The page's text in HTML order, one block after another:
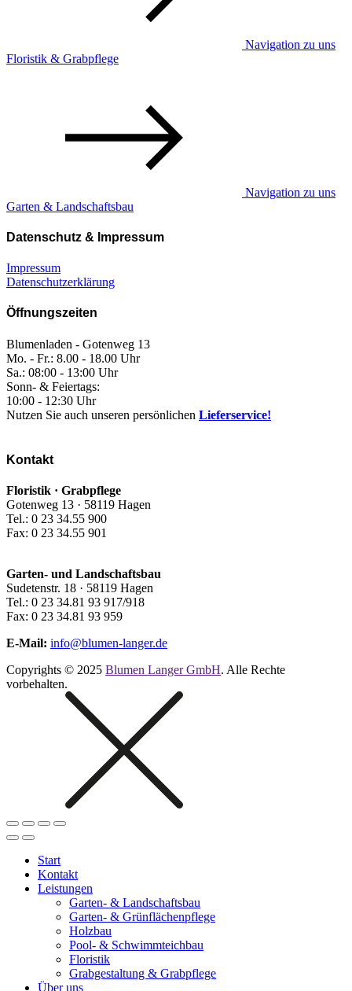
Navigation zu uns
Floristik & Grabpflege
Navigation zu uns
Garten & Landschaftsbau
Datenschutz & Impressum
Impressum
Datenschutzerklärung
Öffnungszeiten
Blumenladen - Gotenweg 13
Mo. - Fr.: 8.00 - 18.00 Uhr
Sa.: 08:00 - 13:00 Uhr
Sonn- & Feiertags:
10:00 - 12:30 Uhr
Nutzen Sie auch unseren persönlichen Lieferservice!
Kontakt
Floristik · Grabpflege
Gotenweg 13 · 58119 Hagen
Tel.: 0 23 34.55 900
Fax: 0 23 34.55 901
Garten- und Landschaftsbau
Sudetenstr. 18 · 58119 Hagen
Tel.: 0 23 34.81 93 917/918
Fax: 0 23 34.81 93 959
E-Mail: info@blumen-langer.de
Copyrights © 2025 Blumen Langer GmbH. Alle Rechte
vorbehalten.
Start
Kontakt
Leistungen
Garten- & Landschaftsbau
Garten- & Grünflächenpflege
Holzbau
Pool- & Schwimmteichbau
Floristik
Grabgestaltung & Grabpflege
Über uns